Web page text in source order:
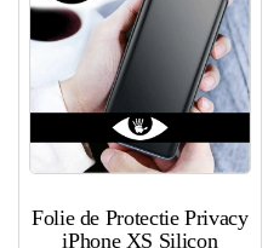
Folie de Protectie Privacy
iPhone XS Silicon